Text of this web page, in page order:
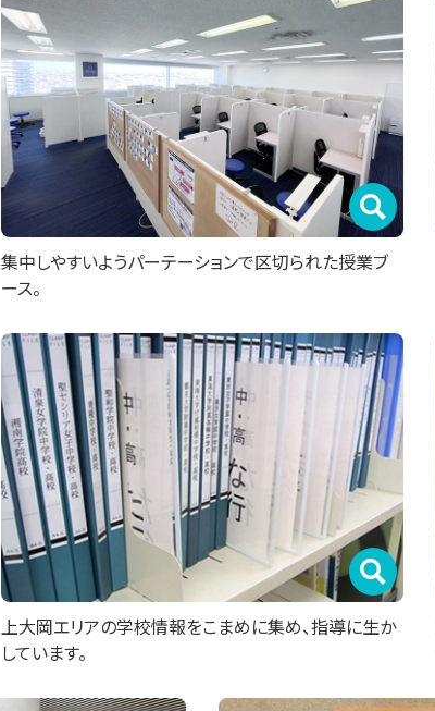
集中しやすいようパーテーションで区切られた授業ブ
ース。
上大岡エリアの学校情報をこまめに集め、指導に生か
しています。